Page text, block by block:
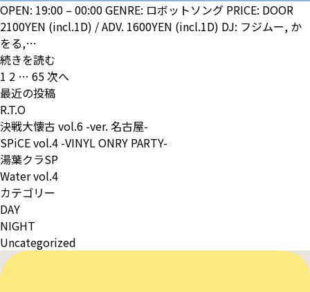
OPEN: 19:00 – 00:00 GENRE: ロボットソング PRICE: DOOR
2100YEN (incl.1D) / ADV. 1600YEN (incl.1D) DJ: フジムー, か
をる,…
続きを読む
投
稿
の
ペ
ー
ジ
送
り
1 2 … 65次へ
最近の投稿
R.T.O
決戦大懐古 vol.6 -ver. 名古屋-
SPiCE vol.4 -VINYL ONRY PARTY-
湯葉クラSP
Water vol.4
カテゴリー
DAY
NIGHT
Uncategorized